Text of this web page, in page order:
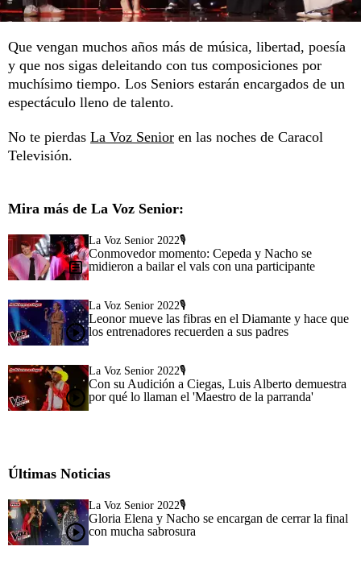
Que vengan muchos años más de música, libertad, poesía
y que nos sigas deleitando con tus composiciones por
muchísimo tiempo. Los Seniors estarán encargados de un
espectáculo lleno de talento.
No te pierdas La Voz Senior en las noches de Caracol
Televisión.
Mira más de La Voz Senior:
La Voz Senior 2022🎙️
Conmovedor momento: Cepeda y Nacho se
midieron a bailar el vals con una participante
La Voz Senior 2022🎙️
Leonor mueve las fibras en el Diamante y hace que
los entrenadores recuerden a sus padres
La Voz Senior 2022🎙️
Con su Audición a Ciegas, Luis Alberto demuestra
por qué lo llaman el 'Maestro de la parranda'
Últimas Noticias
La Voz Senior 2022🎙️
Gloria Elena y Nacho se encargan de cerrar la final
con mucha sabrosura